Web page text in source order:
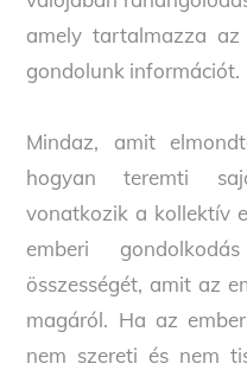
amely tartalmazza
gondolunk információt.
Mindaz, amit
hogyan teremti
vonatkozik a kollektív
emberi
összességét, amit az
magáról. Ha az
nem szereti és nem